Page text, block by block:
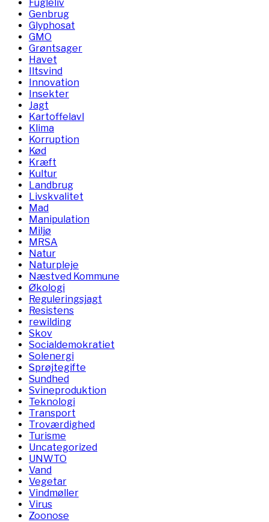
Fugleliv
Genbrug
Glyphosat
GMO
Grøntsager
Havet
Iltsvind
Innovation
Insekter
Jagt
Kartoffelavl
Klima
Korruption
Kød
Kræft
Kultur
Landbrug
Livskvalitet
Mad
Manipulation
Miljø
MRSA
Natur
Naturpleje
Næstved Kommune
Økologi
Reguleringsjagt
Resistens
rewilding
Skov
Socialdemokratiet
Solenergi
Sprøjtegifte
Sundhed
Svineproduktion
Teknologi
Transport
Troværdighed
Turisme
Uncategorized
UNWTO
Vand
Vegetar
Vindmøller
Virus
Zoonose